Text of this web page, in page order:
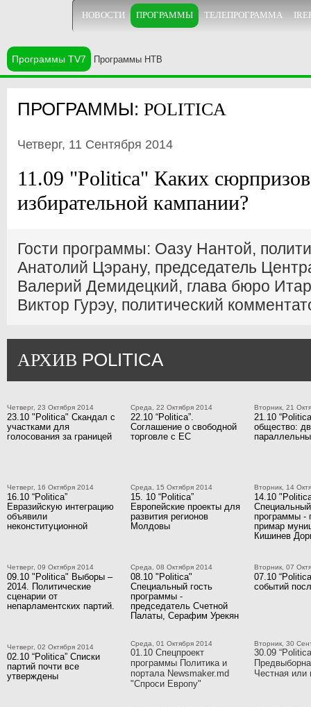
НОВОСТИ ПРОГРАММЫ ТЕЛЕПРОГРАММА
Программы TV7 Программы НТВ
ПРОГРАММЫ: POLITICA
Четверг, 11 Сентября 2014
11.09 "Politica" Каких
избирательной кампании?
Гости программы: Оазу Нантой,
Анатолий Цэрану, председатель
Валерий Демидецкий, глава бюро
Виктор Гурэу, политический
АРХИВ POLITICA
Четверг, 23 Октября 2014
23.10 "Politica" Скандал с
участками для
голосования за границей
Среда, 22 Октября 2014
22.10 “Politica”.
Соглашение о свободной
торговле с ЕС
Вторник, 21
21.10
общество:
Четверг, 16 Октября 2014
16.10 “Politica”
Евразийскую интеграцию
объявили
неконституционной
Среда, 15 Октября 2014
15. 10 “Politica”
Европейские проекты для
развития регионов
Молдовы
Вторник, 14
14.10
Специальный
программы -
примар
Кишинев
Четверг, 09 Октября 2014
09.10 "Politica" Выборы –
2014. Политические
сценарии от
непарламентских партий.
Среда, 08 Октября 2014
08.10 "Politica"
Специальный гость
программы -
председатель Счетной
Палаты, Серафим Урекян
Вторник, 07
07.10
событий
Четверг, 02 Октября 2014
02.10 “Politica” Списки
партий почти все
утверждены
Среда, 01 Октября 2014
01.10 Спецпроект
программы Политика и
портала Newsmaker.md
"Спроси Европу"
Вторник, 30
30.09
Честная или